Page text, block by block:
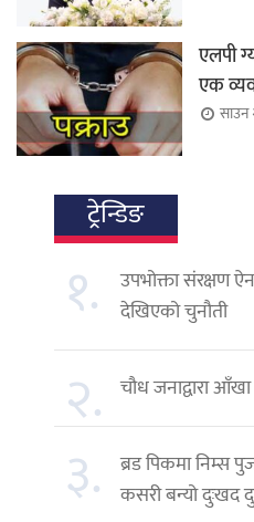
एलपी
एक
साउन
ट्रेन्डिङ
१.
उपभोक्ता संरक्षण
देखिएको चुनौती
२. चौध जनाद्वारा
३.
ब्रड पिकमा निम्स
कसरी बन्यो दुःखद